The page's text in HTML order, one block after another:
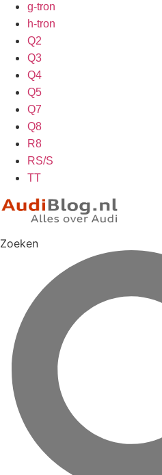
g-tron
h-tron
Q2
Q3
Q4
Q5
Q7
Q8
R8
RS/S
TT
Zoeken